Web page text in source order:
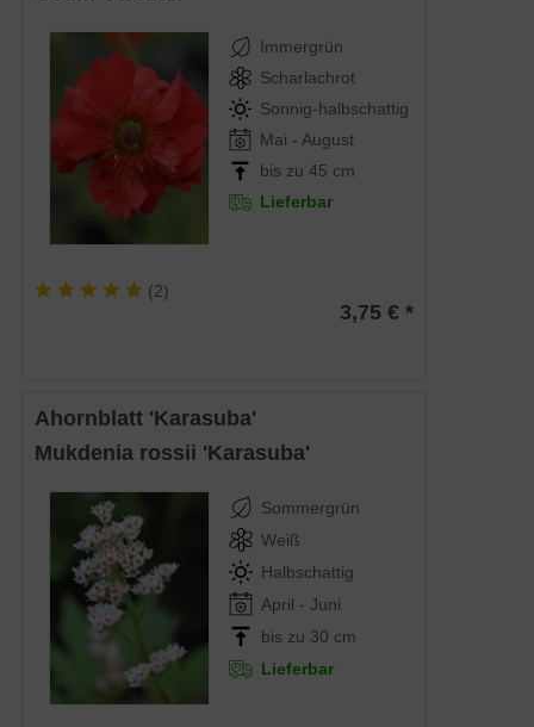
Immergrün
Scharlachrot
Sonnig-halbschattig
Mai - August
bis zu 45 cm
Lieferbar
(2)
3,75 € *
Ahornblatt 'Karasuba'
Mukdenia rossii 'Karasuba'
Sommergrün
Weiß
Halbschattig
April - Juni
bis zu 30 cm
Lieferbar